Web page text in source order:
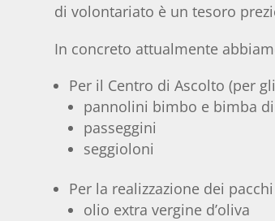
di volontariato è un tesoro
In concreto attualmente
Per il Centro di Ascolto (per
pannolini bimbo e bimba
passeggini
seggioloni
Per la realizzazione dei
olio extra vergine d’oliva